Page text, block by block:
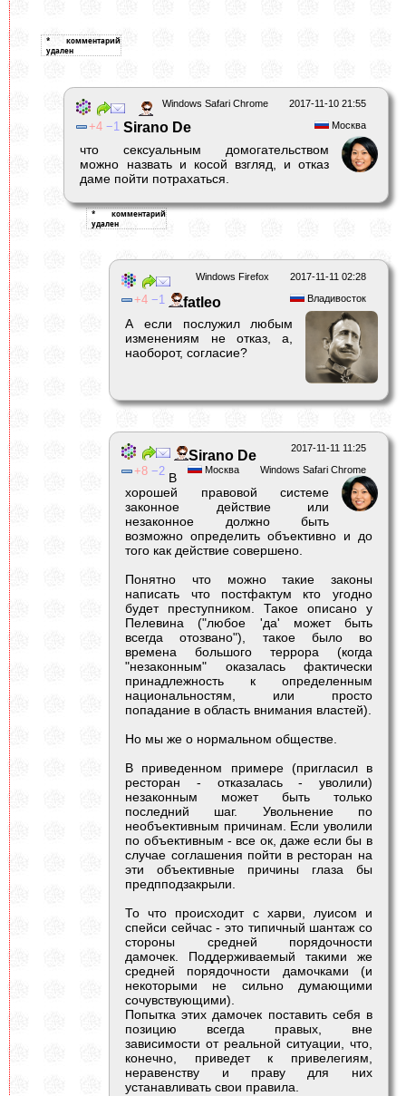
2017-11-10 21:55
Windows Safari Chrome
Москва
4 1 Sirano De
что сексуальным домогательством
можно назвать и косой взгляд, и отказ
даме пойти потрахаться.
2017-11-11 02:28
Windows Firefox
Владивосток
4 1 fatleo
А если послужил любым
изменениям не отказ, а,
наоборот, согласие?
2017-11-11 11:25
Windows Safari Chrome
Москва
8 2
Sirano De
В
хорошей правовой системе
законное действие или
незаконное должно быть
возможно определить объективно и до
того как действие совершено.
Понятно что можно такие законы
написать что постфактум кто угодно
будет преступником. Такое описано у
Пелевина ("любое 'да' может быть
всегда отозвано"), такое было во
времена большого террора (когда
"незаконным" оказалась фактически
принадлежность к определенным
национальностям, или просто
попадание в область внимания властей).
Но мы же о нормальном обществе.
В приведенном примере (пригласил в
ресторан - отказалась - уволили)
незаконным может быть только
последний шаг. Увольнение по
необъективным причинам. Если уволили
по объективным - все ок, даже если бы в
случае соглашения пойти в ресторан на
эти объективные причины глаза бы
предпподзакрыли.
То что происходит с харви, луисом и
спейси сейчас - это типичный шантаж со
стороны средней порядочности
дамочек. Поддерживаемый такими же
средней порядочности дамочками (и
некоторыми не сильно думающими
сочувствующими).
Попытка этих дамочек поставить себя в
позицию всегда правых, вне
зависимости от реальной ситуации, что,
конечно, приведет к привелегиям,
неравенству и праву для них
устанавливать свои правила.